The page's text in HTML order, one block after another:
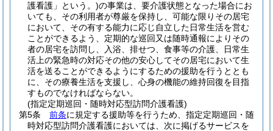
護看護」という。)の事業は、要介護状態となった場合にお
いても、その利用者が尊厳を保持し、可能な限りその居宅
において、その有する能力に応じ自立した日常生活を営む
ことができるよう、定期的な巡回又は随時通報によりその
者の居宅を訪問し、入浴、排せつ、食事等の介護、日常生
活上の緊急時の対応その他の安心してその居宅において生
活を送ることができるようにするための援助を行うととも
に、その療養生活を支援し、心身の機能の維持回復を目指
すものでなければならない。
(指定定期巡回・随時対応型訪問介護看護)
第5条
前条に規定する援助等を行うため、指定定期巡回・随
時対応型訪問介護看護においては、次に掲げるサービスを